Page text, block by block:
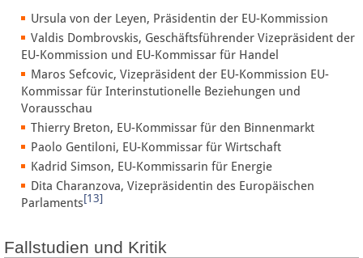
Ursula von der Leyen, Präsidentin der EU-Kommission
Valdis Dombrovskis, Geschäftsführender Vizepräsident der
EU-Kommission und EU-Kommissar für Handel
Maros Sefcovic, Vizepräsident der EU-Kommission EU-
Kommissar für Interinstutionelle Beziehungen und
Vorausschau
Thierry Breton, EU-Kommissar für den Binnenmarkt
Paolo Gentiloni, EU-Kommissar für Wirtschaft
Kadrid Simson, EU-Kommissarin für Energie
Dita Charanzova, Vizepräsidentin des Europäischen
Parlaments[13]
Fallstudien und Kritik